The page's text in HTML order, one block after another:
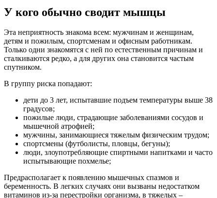
У кого обычно сводит мышцы
Эта неприятность знакома всем: мужчинам и женщинам,
детям и пожилым, спортсменам и офисным работникам.
Только одни знакомятся с ней по естественным причинам и
сталкиваются редко, а для других она становится частым
спутником.
В группу риска попадают:
дети до 3 лет, испытавшие подъем температуры выше 38
градусов;
пожилые люди, страдающие заболеваниями сосудов и
мышечной атрофией;
мужчины, занимающиеся тяжелым физическим трудом;
спортсмены (футболисты, пловцы, бегуны);
люди, злоупотребляющие спиртными напитками и часто
испытывающие похмелье;
Предрасполагает к появлению мышечных спазмов и
беременность. В легких случаях они вызваны недостатком
витаминов из-за перестройки организма, в тяжелых –